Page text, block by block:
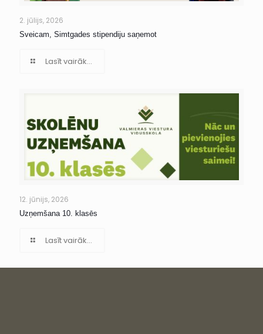
2. jūlijs, 2026
Sveicam, Simtgades stipendiju saņemot
Lasīt vairāk...
12. jūnijs, 2026
Uzņemšana 10. klasēs
Lasīt vairāk...